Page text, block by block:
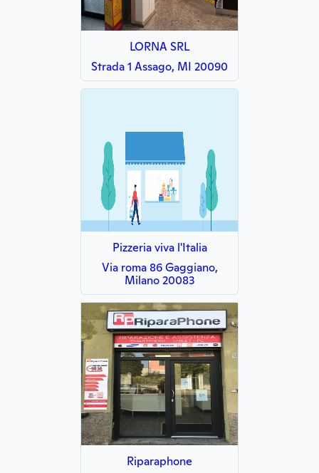
LORNA SRL
Strada 1 Assago, MI 20090
Pizzeria viva l'Italia
Via roma 86 Gaggiano,
Milano 20083
Riparaphone